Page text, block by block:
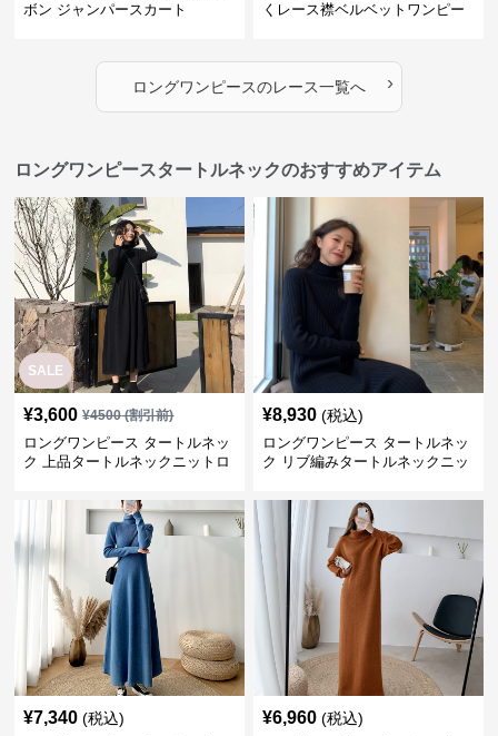
ボン ジャンパースカート
くレース襟ベルベットワンピー
ロングワンピースのレース一覧へ ›
ロングワンピースタートルネックのおすすめアイテム
SALE
¥3,600 ¥4500(割引前)
ロングワンピース タートルネッ
ク 上品タートルネックニットロ
¥8,930 (税込)
ロングワンピース タートルネッ
ク リブ編みタートルネックニッ
¥7,340 (税込) ¥6,960 (税込)